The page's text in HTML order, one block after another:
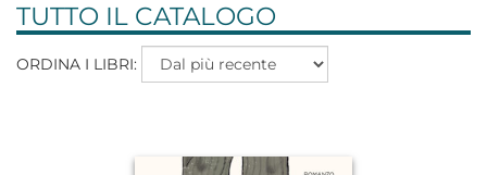
TUTTO IL CATALOGO
ORDINA I LIBRI: